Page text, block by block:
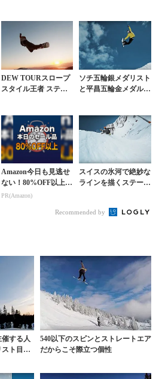
DEW TOURスロープ
スタイル王者 ステー
ソチ五輪銀メダリスト
と平昌五輪金メダル候
Amazon今日も見逃せ
ない！80%OFF以上が
続々登場
PR(Amazon)
スイスの氷河で絶妙な
ラインを描くステー
Recommended by
する人
ト目線
540以下のスピンとストレートエア
だからこそ際立つ個性